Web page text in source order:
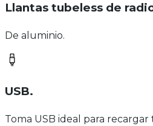
Llantas tubeless de
De aluminio.
USB.
Toma USB ideal para recargar